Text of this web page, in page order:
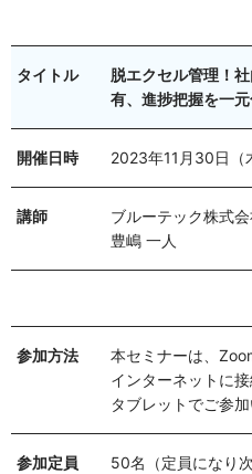
タイトル
脱エクセル管理！
有、進捗把握を一
開催日時 2023年11月30日（
講師
ブルーテック株式会
豊嶋 一人
参加方法
本セミナーは、
インターネットに
タブレットでご参加
参加定員 50名（定員になり